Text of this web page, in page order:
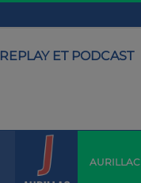
REPLAY ET PODCAST
AURILLAC